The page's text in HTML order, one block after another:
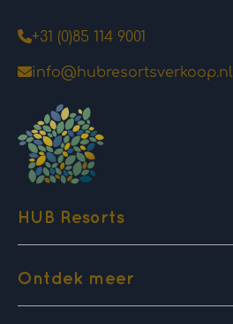
+31 (0)85 114 9001
info@hubresortsverkoop.nl
HUB Resorts
Ontdek meer